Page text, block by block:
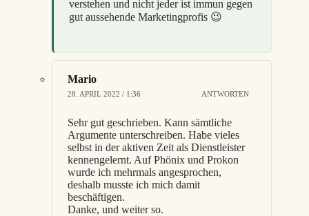
verstehen und nicht jeder ist immun gegen
gut aussehende Marketingprofis 😉
Mario
28. APRIL 2022 / 1:36 ANTWORTEN
Sehr gut geschrieben. Kann sämtliche
Argumente unterschreiben. Habe vieles
selbst in der aktiven Zeit als Dienstleister
kennengelernt. Auf Phönix und Prokon
wurde ich mehrmals angesprochen,
deshalb musste ich mich damit
beschäftigen.
Danke, und weiter so.